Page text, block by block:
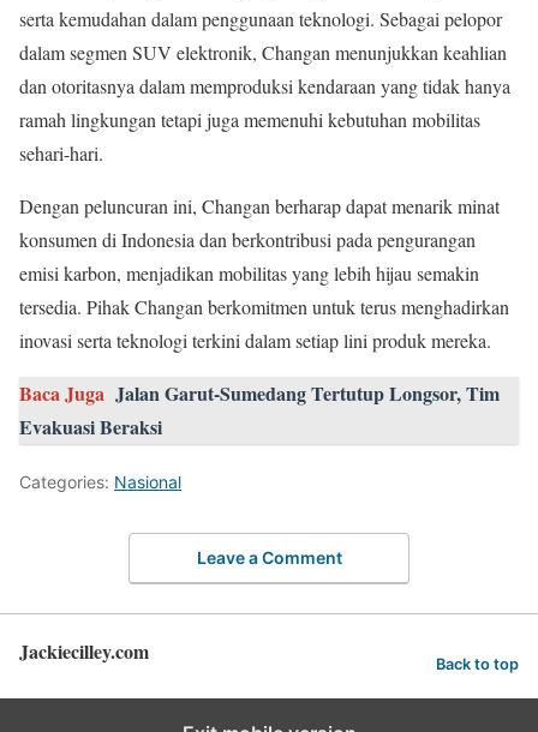
serta kemudahan dalam penggunaan teknologi. Sebagai pelopor
dalam segmen SUV elektronik, Changan menunjukkan keahlian
dan otoritasnya dalam memproduksi kendaraan yang tidak hanya
ramah lingkungan tetapi juga memenuhi kebutuhan mobilitas
sehari-hari.
Dengan peluncuran ini, Changan berharap dapat menarik minat
konsumen di Indonesia dan berkontribusi pada pengurangan
emisi karbon, menjadikan mobilitas yang lebih hijau semakin
tersedia. Pihak Changan berkomitmen untuk terus menghadirkan
inovasi serta teknologi terkini dalam setiap lini produk mereka.
Baca Juga Jalan Garut-Sumedang Tertutup Longsor, Tim
Evakuasi Beraksi
Categories: Nasional
Leave a Comment
Jackiecilley.com Back to top